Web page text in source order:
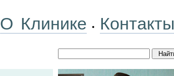
О Клинике • Контакты